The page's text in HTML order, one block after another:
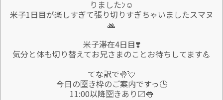
りましたﾝ☺️
米子1日目が楽しすぎて張り切りすぎちゃいましたスマヌ
🙏
米子滞在4日目❣️
気分と体も切り替えてお兄さまのことお待ちしてます💪
てな訳で🤚💘
今日の🈳き枠のご案内ですっ🕒
11:00以降🈳きあり〼👅